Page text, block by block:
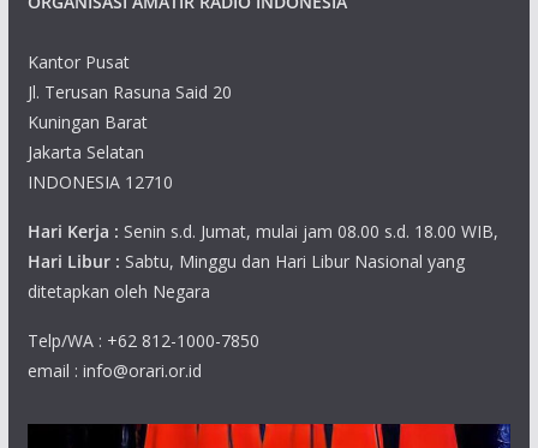
Kantor Pusat
Jl. Terusan Rasuna Said 20
Kuningan Barat
Jakarta Selatan
INDONESIA 12710
Hari Kerja : Senin s.d. Jumat, mulai jam 08.00 s.d. 18.00 WIB,
Hari Libur : Sabtu, Minggu dan Hari Libur Nasional yang
ditetapkan oleh Negara
Telp/WA : +62 812-1000-7850
email : info@orari.or.id